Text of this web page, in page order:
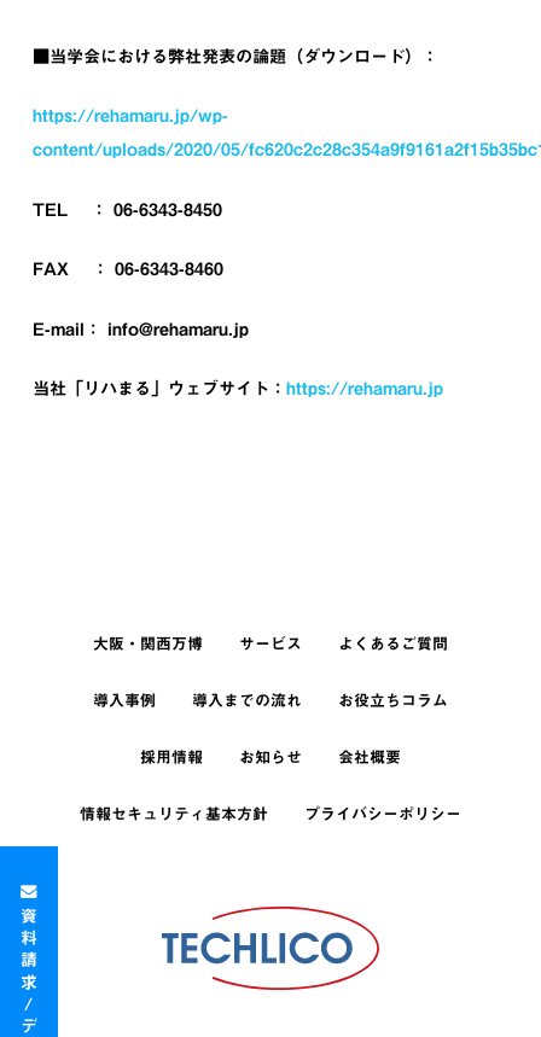
■当学会における弊社発表の論題（ダウンロード）：
https://rehamaru.jp/wp-
content/uploads/2020/05/
TEL ： 06-6343-8450
FAX ： 06-6343-8460
E-mail： info@rehamaru.jp
当社「リハまる」ウェブサイト ： https://rehamaru.jp
大阪・関西万博 サービス よくあるご質問
導入事例 導入までの流れ お役立ちコラム
採用情報 お知らせ 会社概要
情報セキュリティ基本方針 プライバシーポリシー